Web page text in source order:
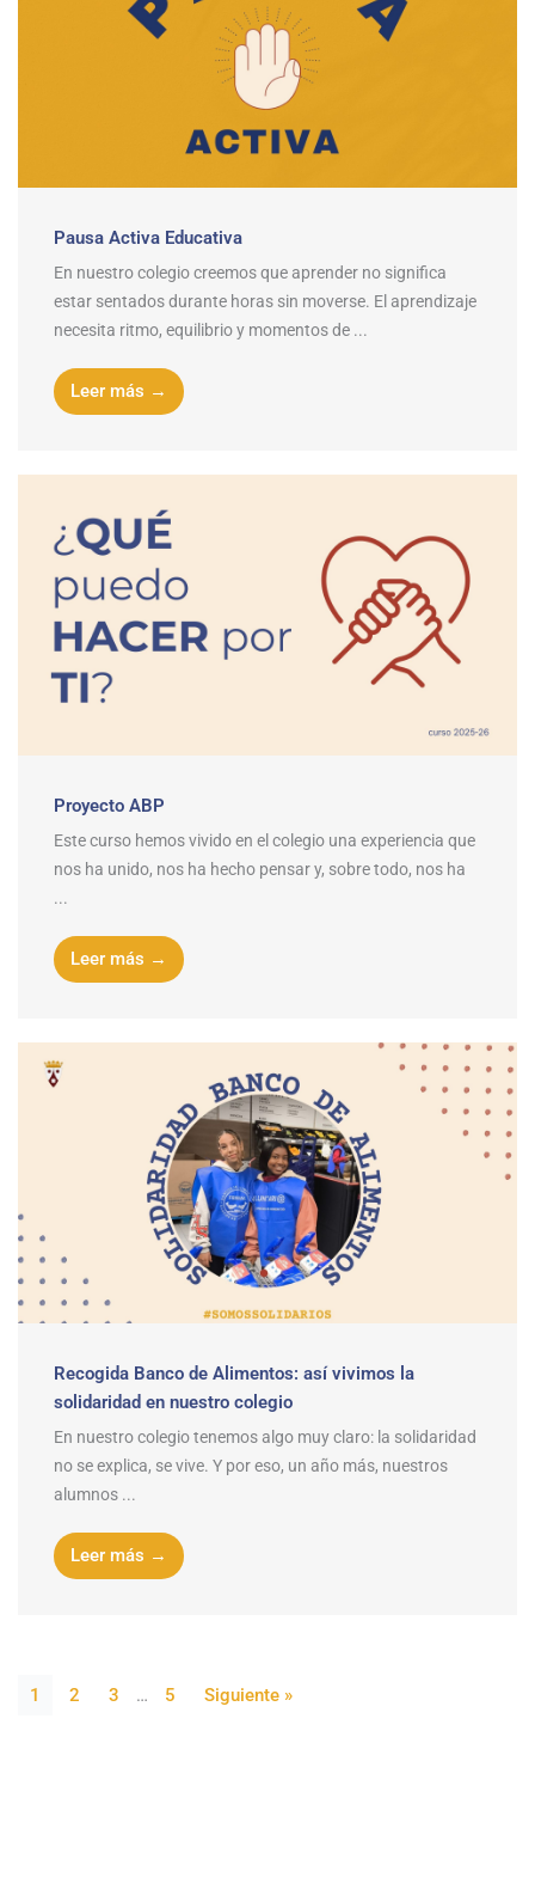
Pausa Activa Educativa
En nuestro colegio creemos que aprender no significa
estar sentados durante horas sin moverse. El aprendizaje
necesita ritmo, equilibrio y momentos de ...
Leer más →
Proyecto ABP
Este curso hemos vivido en el colegio una experiencia que
nos ha unido, nos ha hecho pensar y, sobre todo, nos ha
...
Leer más →
Recogida Banco de Alimentos: así vivimos la
solidaridad en nuestro colegio
En nuestro colegio tenemos algo muy claro: la solidaridad
no se explica, se vive. Y por eso, un año más, nuestros
alumnos ...
Leer más →
1 2 3 … 5 Siguiente »